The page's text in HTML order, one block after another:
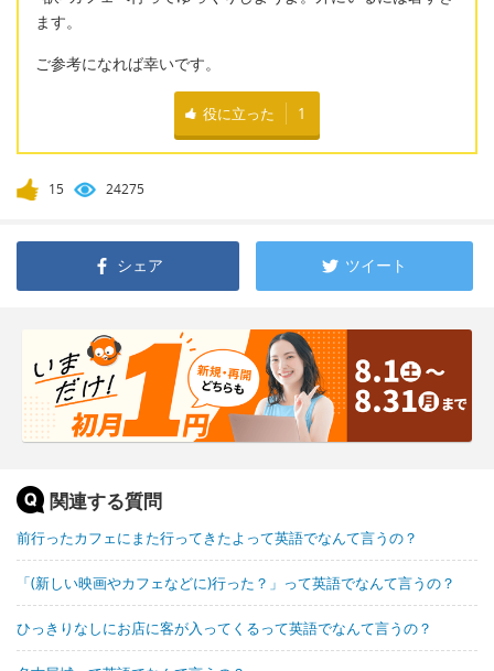
ます。
ご参考になれば幸いです。
役に立った 1
15 24275
シェア ツイート
関連する質問
前行ったカフェにまた行ってきたよって英語でなんて言うの？
「(新しい映画やカフェなどに)行った？」って英語でなんて言うの？
ひっきりなしにお店に客が入ってくるって英語でなんて言うの？